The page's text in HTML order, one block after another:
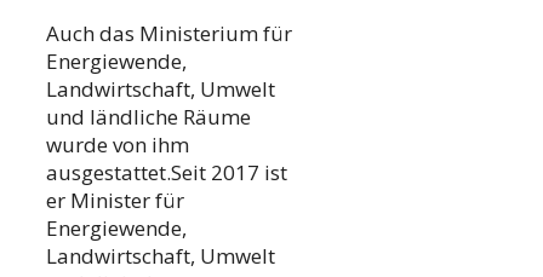
Auch das Ministerium für
Energiewende,
Landwirtschaft, Umwelt
und ländliche Räume
wurde von ihm
ausgestattet.Seit 2017 ist
er Minister für
Energiewende,
Landwirtschaft, Umwelt